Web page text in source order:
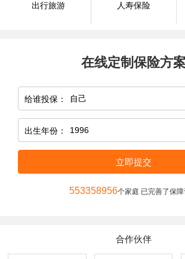
出行旅游 人寿保险
在线定制保险方
给谁投保：
出生年份：
立即提交
553358956个家庭 已完善了保障
合作伙伴